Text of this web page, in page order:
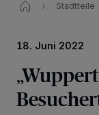
Stadtteile
18. Juni 2022